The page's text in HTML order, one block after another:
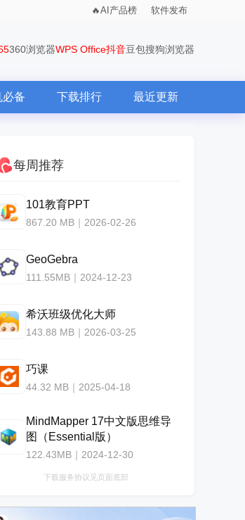
AI产品榜 软件发布
360浏览器WPS Office抖音豆包搜狗浏览器
必备 下载排行 最近更新
每周推荐
101教育PPT
867.20 MB｜2026-02-26
GeoGebra
111.55MB｜2024-12-23
希沃班级优化大师
143.88 MB｜2026-03-25
巧课
44.32 MB｜2025-04-18
MindMapper 17中文版思维导
图（Essential版）
122.43MB｜2024-12-30
下载服务协议见页面底部